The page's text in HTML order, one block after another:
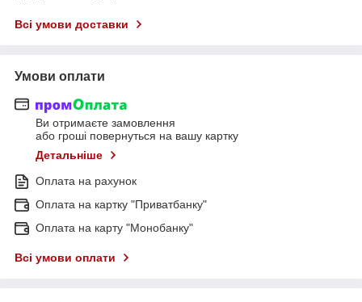
Всі умови доставки
Умови оплати
Ви отримаєте замовлення
або гроші повернуться на вашу картку
Детальніше
Оплата на рахунок
Оплата на картку "Приватбанку"
Оплата на карту "Монобанку"
Всі умови оплати